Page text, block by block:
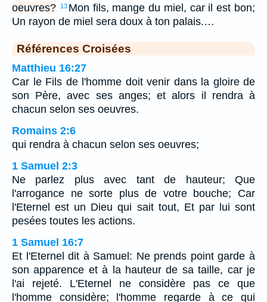
oeuvres? 13 Mon fils, mange du miel, car il est bon;
Un rayon de miel sera doux à ton palais.…
Références Croisées
Matthieu 16:27
Car le Fils de l'homme doit venir dans la gloire de
son Père, avec ses anges; et alors il rendra à
chacun selon ses oeuvres.
Romains 2:6
qui rendra à chacun selon ses oeuvres;
1 Samuel 2:3
Ne parlez plus avec tant de hauteur; Que
l'arrogance ne sorte plus de votre bouche; Car
l'Eternel est un Dieu qui sait tout, Et par lui sont
pesées toutes les actions.
1 Samuel 16:7
Et l'Eternel dit à Samuel: Ne prends point garde à
son apparence et à la hauteur de sa taille, car je
l'ai rejeté. L'Eternel ne considère pas ce que
l'homme considère; l'homme regarde à ce qui